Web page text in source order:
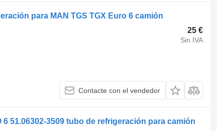
para MAN TGS TGX Euro 6 camión
25 €
Sin IVA
Contacte con el vendedor
6 51.06302-3509 tubo de refrigeración para camión